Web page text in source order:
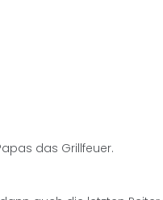
das Grillfeuer.